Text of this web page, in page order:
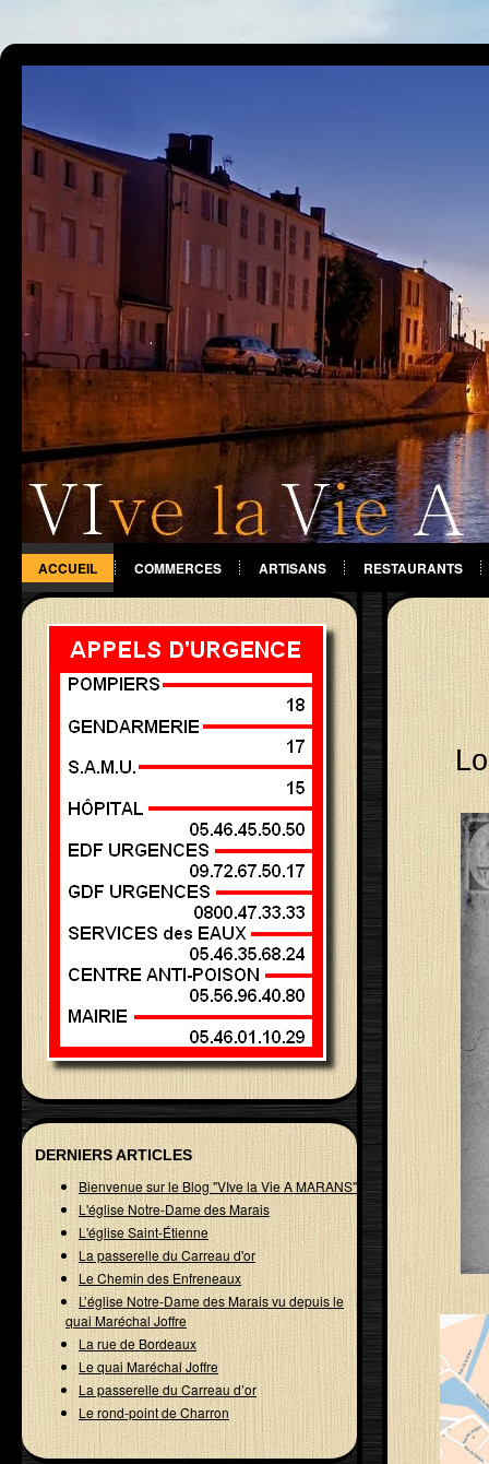
ACCUEIL COMMERCES ARTISANS RESTAURANTS
DIVERS
DERNIERS ARTICLES
Bienvenue sur le Blog "VIve la Vie A MARANS"
L'église Notre-Dame des Marais
L'église Saint-Étienne
La passerelle du Carreau d'or
Le Chemin des Enfreneaux
L’église Notre-Dame des Marais vu depuis le
quai Maréchal Joffre
La rue de Bordeaux
Le quai Maréchal Joffre
La passerelle du Carreau d’or
Le rond-point de Charron